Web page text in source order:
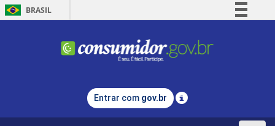
BRASIL
Comunica BR
Legislação
Entrar com gov.br